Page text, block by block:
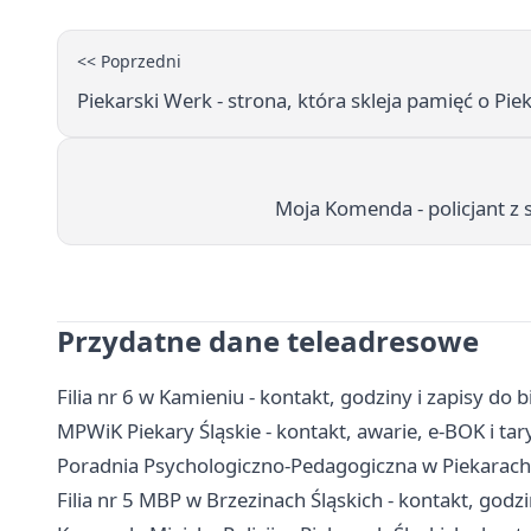
<< Poprzedni
Piekarski Werk - strona, która skleja pamięć o
Moja Komenda - policjant z
Przydatne dane teleadresowe
Filia nr 6 w Kamieniu - kontakt, godziny i zapisy do
MPWiK Piekary Śląskie - kontakt, awarie, e-BOK i
Poradnia Psychologiczno-Pedagogiczna w
Filia nr 5 MBP w Brzezinach Śląskich - kontakt,